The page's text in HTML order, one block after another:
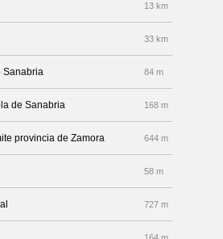
13 km
33 km
Sanabria 84 m
de Sanabria 168 m
provincia de Zamora 644 m
58 m
727 m